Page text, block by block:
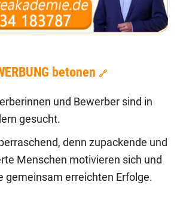
betonen 🔗
und Bewerber sind in
gesucht.
denn zupackende und
Menschen motivieren sich und
gemeinsam erreichten Erfolge.